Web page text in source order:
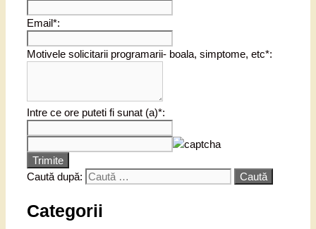
Email*:
Motivele solicitarii programarii- boala, simptome, etc*:
Intre ce ore puteti fi sunat (a)*:
Trimite
Caută după:
Categorii